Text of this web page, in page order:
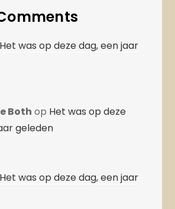
Het was op deze dag, een jaar
Both op Het was op deze
geleden
Het was op deze dag, een jaar